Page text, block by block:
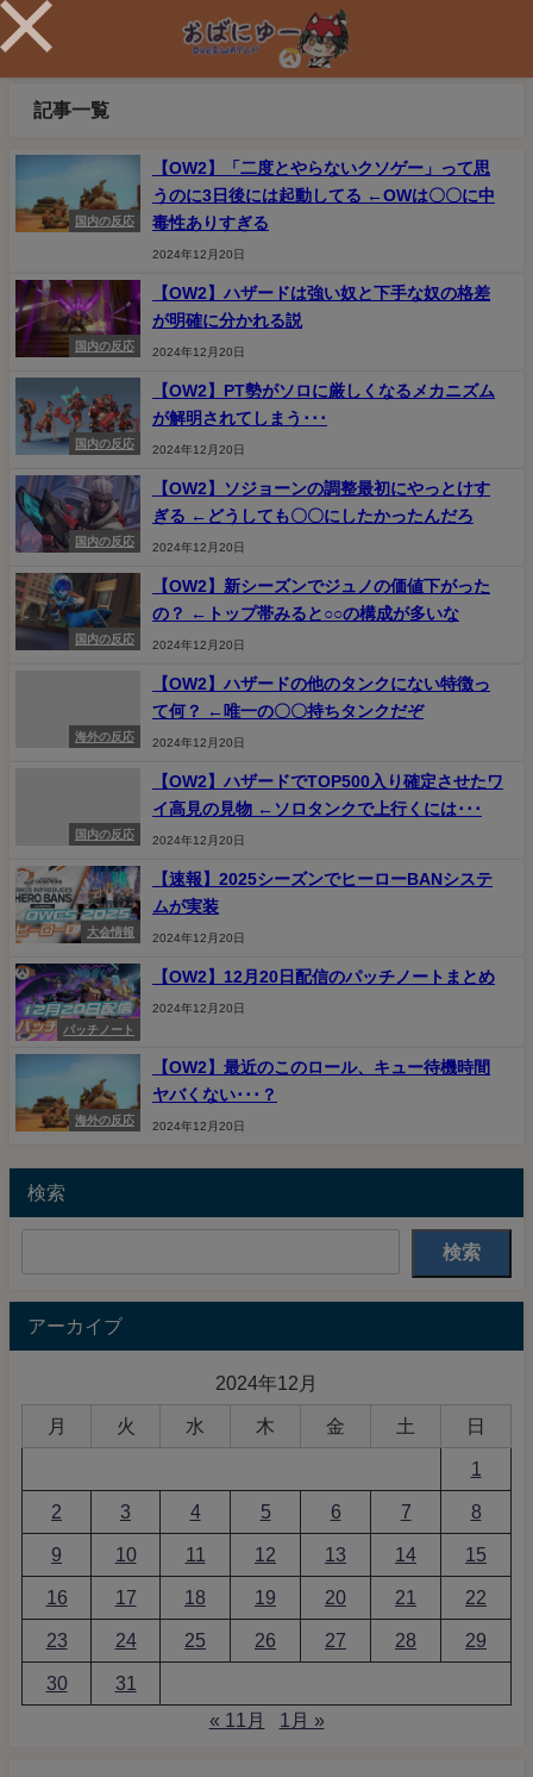
記事一覧
国内の反応
【OW2】「二度とやらないクソゲー」って思
うのに3日後には起動してる ←OWは〇〇に中
毒性ありすぎる
2024年12月20日
国内の反応
【OW2】ハザードは強い奴と下手な奴の格差
が明確に分かれる説
2024年12月20日
国内の反応
【OW2】PT勢がソロに厳しくなるメカニズム
が解明されてしまう･･･
2024年12月20日
国内の反応
【OW2】ソジョーンの調整最初にやっとけす
ぎる ←どうしても〇〇にしたかったんだろ
2024年12月20日
国内の反応
【OW2】新シーズンでジュノの価値下がった
の？ ←トップ帯みると○○の構成が多いな
2024年12月20日
海外の反応
【OW2】ハザードの他のタンクにない特徴っ
て何？ ←唯一の〇〇持ちタンクだぞ
2024年12月20日
国内の反応
【OW2】ハザードでTOP500入り確定させたワ
イ高見の見物 ←ソロタンクで上行くには･･･
2024年12月20日
大会情報
【速報】2025シーズンでヒーローBANシステ
ムが実装
2024年12月20日
パッチノート
【OW2】12月20日配信のパッチノートまとめ
2024年12月20日
海外の反応
【OW2】最近のこのロール、キュー待機時間
ヤバくない･･･？
2024年12月20日
検索
検索
アーカイブ
2024年12月
月 火 水 木 金 土 日
1
2 3 4 5 6 7 8
9 10 11 12 13 14 15
16 17 18 19 20 21 22
23 24 25 26 27 28 29
30
31
« 11月
1月 »